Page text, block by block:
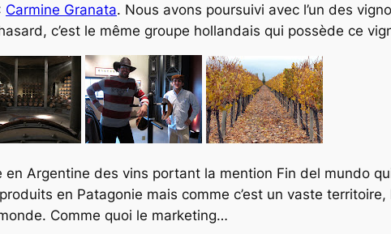
Carmine Granata. Nous avons poursuivi avec l’un des
c’est le même groupe hollandais qui possède ce
en Argentine des vins portant la mention Fin del mundo
en Patagonie mais comme c’est un vaste
Comme quoi le marketing…